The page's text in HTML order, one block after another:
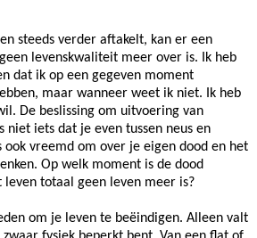
steeds verder aftakelt, kan er een
levenskwaliteit meer over is. Ik heb
dat ik op een gegeven moment
maar wanneer weet ik niet. Ik heb
De beslissing om uitvoering van
niet iets dat je even tussen neus en
ook vreemd om over je eigen dood en het
Op welk moment is de dood
leven totaal geen leven meer is?
om je leven te beëindigen. Alleen valt